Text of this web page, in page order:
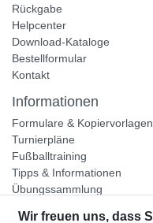
Rückgabe
Helpcenter
Download-Kataloge
Bestellformular
Kontakt
Informationen
Formulare & Kopiervorlagen
Turnierpläne
Fußballtraining
Tipps & Informationen
Übungssammlung
Unternehmen